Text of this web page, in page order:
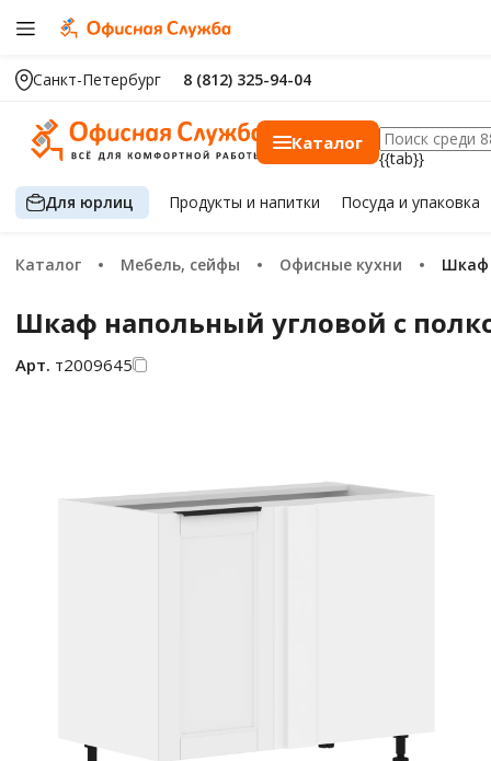
Санкт-Петербург 8 (812) 325-94-04
Каталог
{{tab}}
Для юрлиц Продуктыи напитки Посуда и упаковка
Каталог Мебель, сейфы Офисные кухни
Шкаф напольный угловой с
Арт. т2009645